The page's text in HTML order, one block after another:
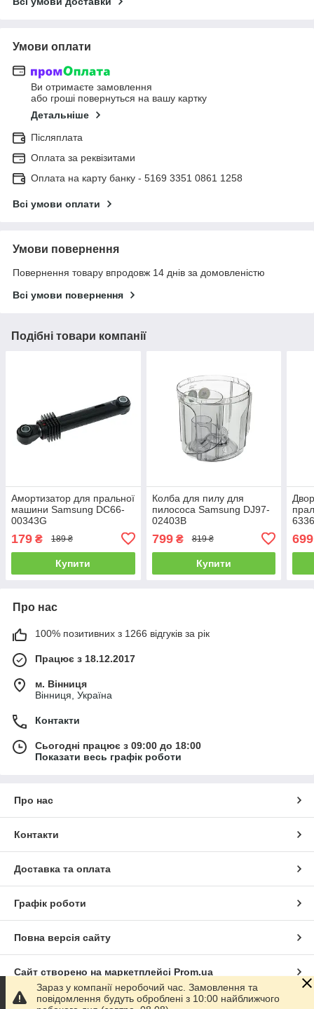
Умови оплати
Ви отримаєте замовлення
або гроші повернуться на вашу картку
Детальніше
Післяплата
Оплата за реквізитами
Оплата на карту банку - 5169 3351 0861 1258
Всі умови оплати
Умови повернення
Повернення товару впродовж 14 днів за домовленістю
Всі умови повернення
Подібні товари компанії
Амортизатор для пральної
машини Samsung DC66-
00343G
179 ₴ 189 ₴
Купити
Колба для пилу для
пилососа Samsung DJ97-
02403B
799₴ 819 ₴
Купити
699
Про нас
100% позитивних з 1266 відгуків за рік
Працює з 18.12.2017
м. Вінниця
Вінниця, Україна
Контакти
Сьогодні працює з 09:00 до 18:00
Показати весь графік роботи
Про нас
Контакти
Доставка та оплата
Графік роботи
Повна версія сайту
Сайт створено на маркетплейсі Prom.ua
Політика конфіденційності
Зараз у компанії неробочий час. Замовлення та
повідомлення будуть оброблені з 10:00 найближчого